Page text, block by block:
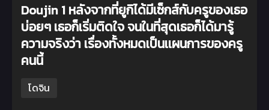
Doujin 1 หลังจากที่ยูกิได้มีเซ็กส์กับครูของเธอ
บ่อยๆ เธอก็เริ่มติดใจ จนในที่สุดเธอก็ได้มารู้
ความจริงว่า เรื่องทั้งหมดเป็นเเผนการของครู
คนนี้
โดจิน